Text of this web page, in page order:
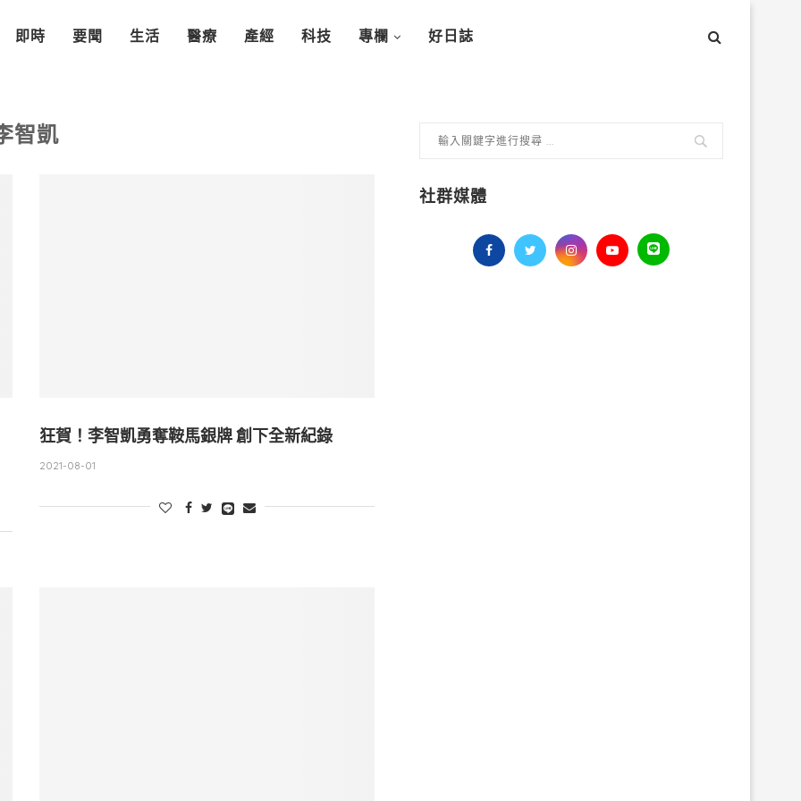
即時 要聞 生活 醫療 產經 科技 專欄 好日誌
智凱
狂賀！李智凱勇奪鞍馬銀牌 創下全新紀錄
2021-08-01
社群媒體